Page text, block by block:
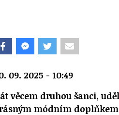
09. 2025 - 10:49
věcem druhou šanci,
módním